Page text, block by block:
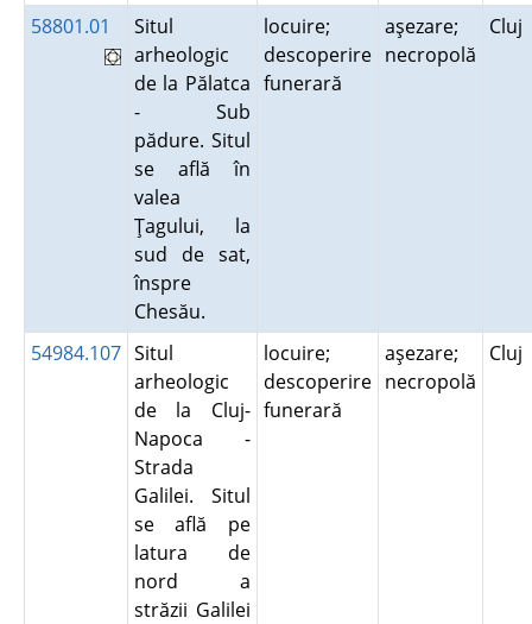
58801.01
Situl
arheologic
de la Pălatca
- Sub
pădure. Situl
se află în
valea
Ţagului, la
sud de sat,
înspre
Chesău.
locuire;
descoperire
funerară
aşezare;
necropolă
Cluj
54984.107 Situl
arheologic
de la Cluj-
Napoca -
Strada
Galilei. Situl
se află pe
latura de
nord a
străzii Galilei
locuire;
descoperire
funerară
aşezare;
necropolă
Cluj